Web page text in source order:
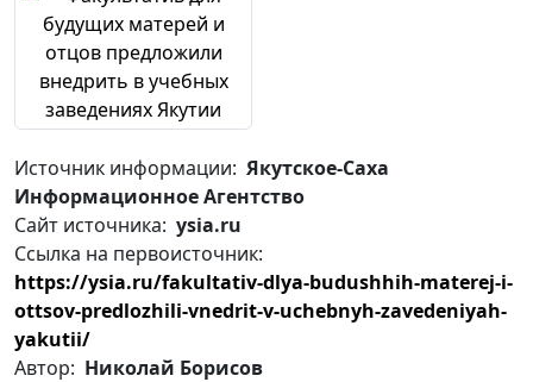
Источник информации: Якутское-Саха
Информационное Агентство
Сайт источника: ysia.ru
Ссылка на первоисточник:
https://ysia.ru/fakultativ-dlya-budushhih-materej-i-
ottsov-predlozhili-vnedrit-v-uchebnyh-zavedeniyah-
yakutii/
Автор: Николай Борисов